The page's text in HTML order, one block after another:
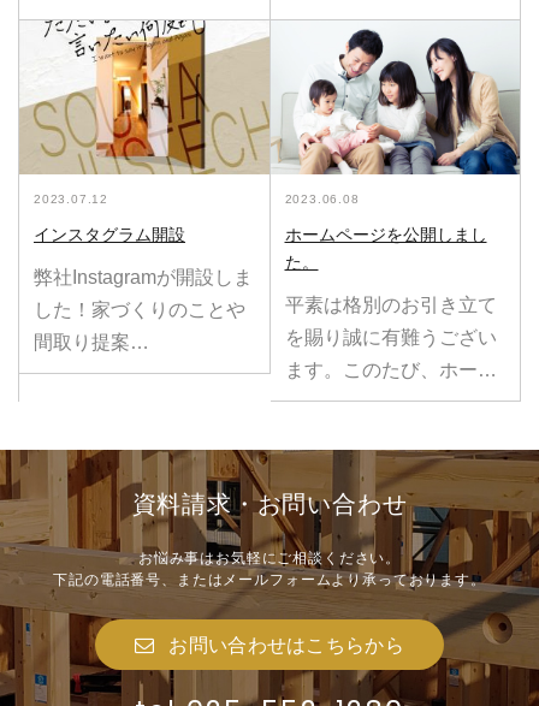
2023.07.12
インスタグラム開設
弊社Instagramが開設しま
した！家づくりのことや
間取り提案…
2023.06.08
ホームページを公開しまし
た。
平素は格別のお引き立て
を賜り誠に有難うござい
ます。このたび、ホー…
資料請求・お問い合わせ
お悩み事はお気軽にご相談ください。
下記の電話番号、
またはメールフォームより承っております。
お問い合わせはこちらから